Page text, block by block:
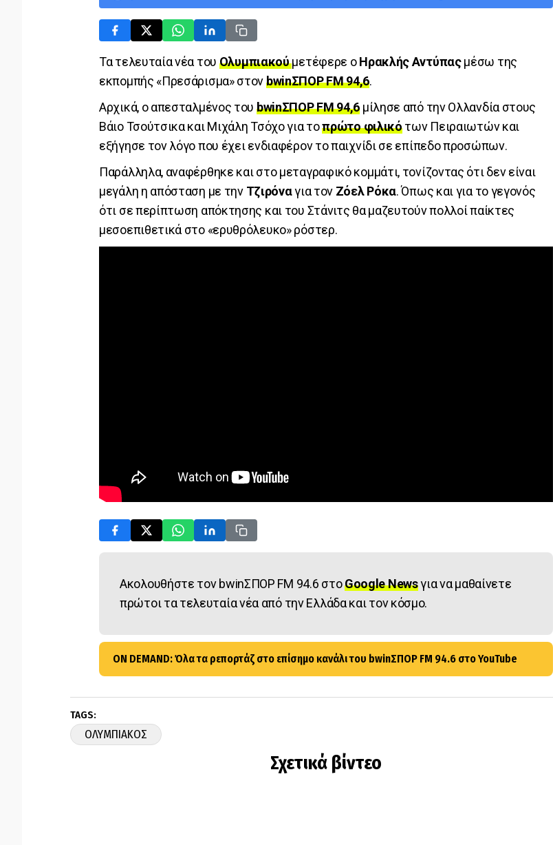
Τα τελευταία νέα του Ολυμπιακούμετέφερε οΗρακλής Αντύπαςμέσω της
εκπομπής «Πρεσάρισμα» στονbwinΣΠΟΡ FM 94,6.
Αρχικά, ο απεσταλμένος του bwinΣΠΟΡ FM 94,6 μίλησε από την Ολλανδία στους
Βάιο Τσούτσικα και Μιχάλη Τσόχο για τοπρώτο φιλικότων Πειραιωτών και
εξήγησε τον λόγο που έχει ενδιαφέρον το παιχνίδι σε επίπεδο προσώπων.
Παράλληλα, αναφέρθηκε και στο μεταγραφικό κομμάτι, τονίζοντας ότι δεν είναι
μεγάλη η απόσταση με την Τζιρόναγια τον Ζόελ Ρόκα. Όπως και για το γεγονός
ότι σε περίπτωση απόκτησης και του Στάνιτς θα μαζευτούν πολλοί παίκτες
μεσοεπιθετικά στο «ερυθρόλευκο» ρόστερ.
Ακολουθήστε τον bwinΣΠΟΡ FM 94.6 στοGoogle Newsγια να μαθαίνετε
πρώτοι τα τελευταία νέα από την Ελλάδα και τον κόσμο.
ON DEMAND: Όλα τα ρεπορτάζ στο επίσημο κανάλι του bwinΣΠΟΡ FM 94.6 στο YouTube
TAGS:
ΟΛΥΜΠΙΑΚΟΣ
Σχετικά βίντεο